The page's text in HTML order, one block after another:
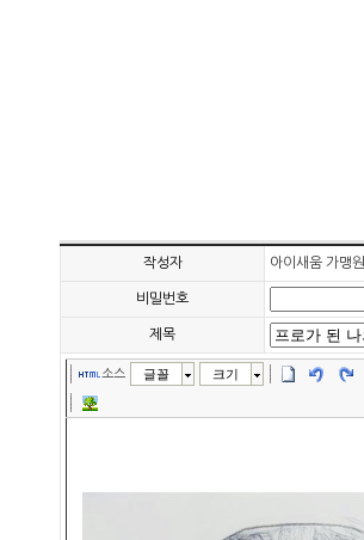
작성자 아이새움 가맹원
비밀번호
제목
소스 글꼴 크기